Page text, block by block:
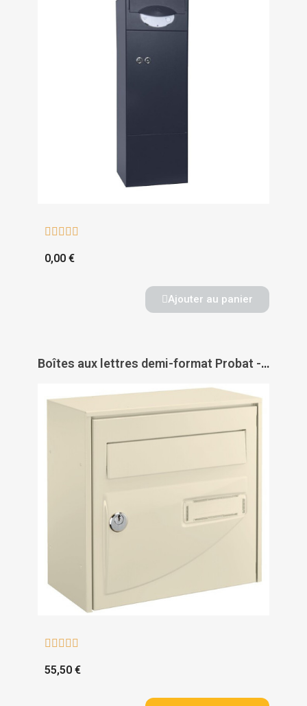
    
0,00 €
Ajouter au panier
Boîtes aux lettres demi-format Probat - DECAYEUX
    
55,50 €